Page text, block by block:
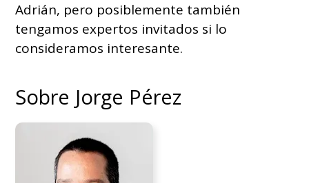
Adrián, pero posiblemente también
tengamos expertos invitados si lo
consideramos interesante.
Sobre Jorge Pérez